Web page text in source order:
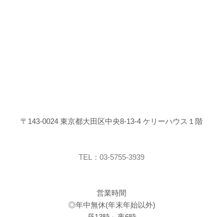
〒143-0024 東京都大田区中央8-13-4 ケリーハウス１階
TEL：03-5755-3939
営業時間
◎年中無休(年末年始以外)